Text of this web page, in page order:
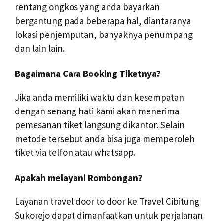
rentang ongkos yang anda bayarkan
bergantung pada beberapa hal, diantaranya
lokasi penjemputan, banyaknya penumpang
dan lain lain.
Bagaimana Cara Booking Tiketnya?
Jika anda memiliki waktu dan kesempatan
dengan senang hati kami akan menerima
pemesanan tiket langsung dikantor. Selain
metode tersebut anda bisa juga memperoleh
tiket via telfon atau whatsapp.
Apakah melayani Rombongan?
Layanan travel door to door ke Travel Cibitung
Sukorejo dapat dimanfaatkan untuk perjalanan